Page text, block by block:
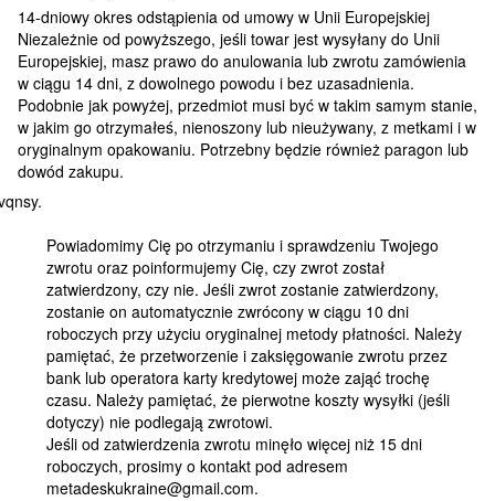
14-dniowy okres odstąpienia od umowy w Unii Europejskiej
Niezależnie od powyższego, jeśli towar jest wysyłany do Unii
Europejskiej, masz prawo do anulowania lub zwrotu zamówienia
w ciągu 14 dni, z dowolnego powodu i bez uzasadnienia.
Podobnie jak powyżej, przedmiot musi być w takim samym stanie,
w jakim go otrzymałeś, nienoszony lub nieużywany, z metkami i w
oryginalnym opakowaniu. Potrzebny będzie również paragon lub
dowód zakupu.
Powiadomimy Cię po otrzymaniu i sprawdzeniu Twojego
zwrotu oraz poinformujemy Cię, czy zwrot został
zatwierdzony, czy nie. Jeśli zwrot zostanie zatwierdzony,
zostanie on automatycznie zwrócony w ciągu 10 dni
roboczych przy użyciu oryginalnej metody płatności. Należy
pamiętać, że przetworzenie i zaksięgowanie zwrotu przez
bank lub operatora karty kredytowej może zająć trochę
czasu. Należy pamiętać, że pierwotne koszty wysyłki (jeśli
dotyczy) nie podlegają zwrotowi.
Jeśli od zatwierdzenia zwrotu minęło więcej niż 15 dni
roboczych, prosimy o kontakt pod adresem
metadeskukraine@gmail.com.